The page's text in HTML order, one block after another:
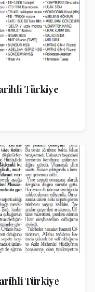
Türkiye
Türkiye